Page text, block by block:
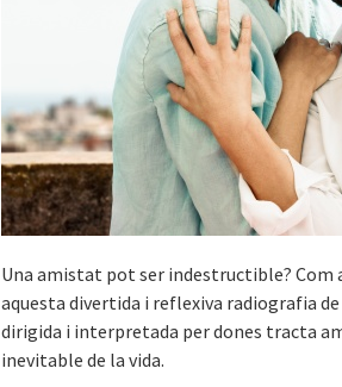
Una amistat pot ser indestructible? Com
aquesta divertida i reflexiva radiografia
dirigida i interpretada per dones tracta
inevitable de la vida.